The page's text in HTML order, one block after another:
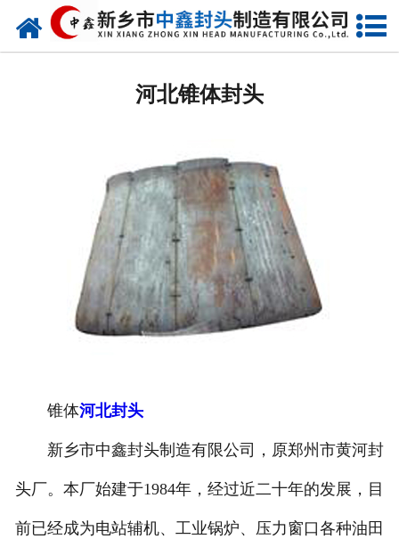
网站首页
河北封头厂家
河北球形封头
河北椎体封头
河北库存类
河北热压模具
河北锥体封头
锥体河北封头
新乡市中鑫封头制造有限公司，原郑州市黄河封
头厂。本厂始建于1984年，经过近二十年的发展，目
前已经成为电站辅机、工业锅炉、压力窗口各种油田